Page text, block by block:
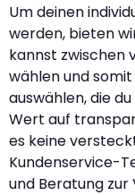
Um deinen
werden, bieten
kannst zwischen
wählen und
auswählen, die
Wert auf
es keine
Kundenservice-
und Beratung zur